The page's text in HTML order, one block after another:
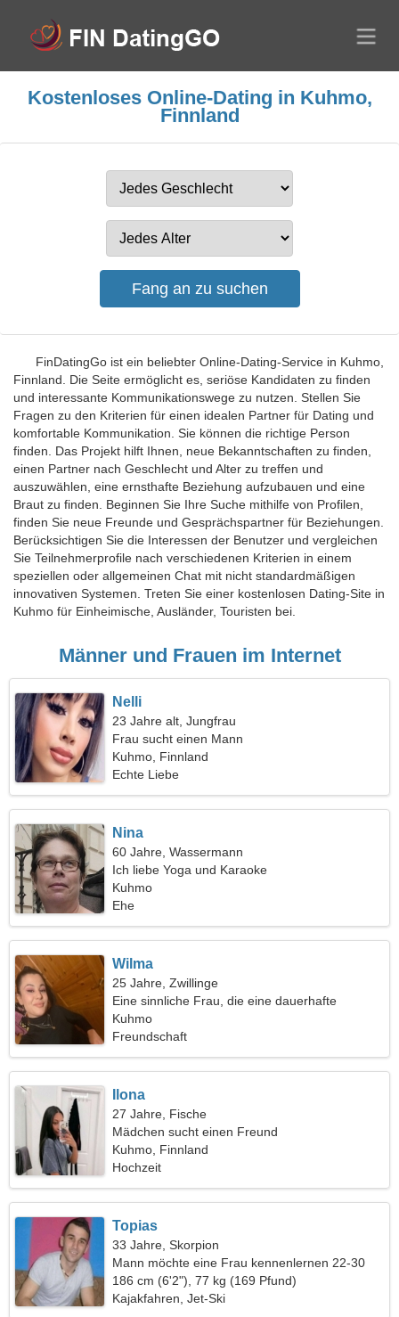
Kostenloses Online-Dating in Kuhmo,
Finnland
FinDatingGo ist ein beliebter Online-Dating-Service in Kuhmo,
Finnland. Die Seite ermöglicht es, seriöse Kandidaten zu finden
und interessante Kommunikationswege zu nutzen. Stellen Sie
Fragen zu den Kriterien für einen idealen Partner für Dating und
komfortable Kommunikation. Sie können die richtige Person
finden. Das Projekt hilft Ihnen, neue Bekanntschaften zu finden,
einen Partner nach Geschlecht und Alter zu treffen und
auszuwählen, eine ernsthafte Beziehung aufzubauen und eine
Braut zu finden. Beginnen Sie Ihre Suche mithilfe von Profilen,
finden Sie neue Freunde und Gesprächspartner für Beziehungen.
Berücksichtigen Sie die Interessen der Benutzer und vergleichen
Sie Teilnehmerprofile nach verschiedenen Kriterien in einem
speziellen oder allgemeinen Chat mit nicht standardmäßigen
innovativen Systemen. Treten Sie einer kostenlosen Dating-Site in
Kuhmo für Einheimische, Ausländer, Touristen bei.
Männer und Frauen im Internet
Nelli
23 Jahre alt, Jungfrau
Frau sucht einen Mann
Kuhmo, Finnland
Echte Liebe
Nina
60 Jahre, Wassermann
Ich liebe Yoga und Karaoke
Kuhmo
Ehe
Wilma
25 Jahre, Zwillinge
Eine sinnliche Frau, die eine dauerhafte
Beziehung sucht
Kuhmo
Freundschaft
Ilona
27 Jahre, Fische
Mädchen sucht einen Freund
Kuhmo, Finnland
Hochzeit
Topias
33 Jahre, Skorpion
Mann möchte eine Frau kennenlernen 22-30
186 cm (6'2"), 77 kg (169 Pfund)
Kajakfahren, Jet-Ski